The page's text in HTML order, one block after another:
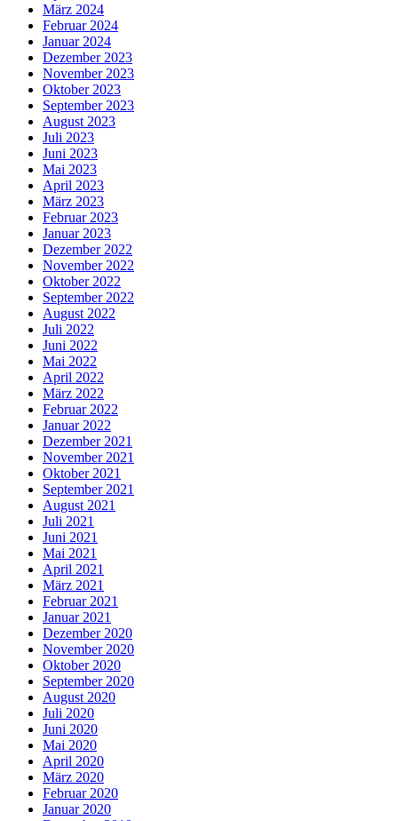
März 2024
Februar 2024
Januar 2024
Dezember 2023
November 2023
Oktober 2023
September 2023
August 2023
Juli 2023
Juni 2023
Mai 2023
April 2023
März 2023
Februar 2023
Januar 2023
Dezember 2022
November 2022
Oktober 2022
September 2022
August 2022
Juli 2022
Juni 2022
Mai 2022
April 2022
März 2022
Februar 2022
Januar 2022
Dezember 2021
November 2021
Oktober 2021
September 2021
August 2021
Juli 2021
Juni 2021
Mai 2021
April 2021
März 2021
Februar 2021
Januar 2021
Dezember 2020
November 2020
Oktober 2020
September 2020
August 2020
Juli 2020
Juni 2020
Mai 2020
April 2020
März 2020
Februar 2020
Januar 2020